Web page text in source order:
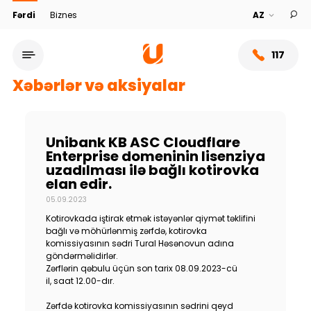
Fərdi Biznes
117
Xidmət şəbəkəsi
Xəbərlər və aksiyalar
Unibank KB ASC Cloudflare
Enterprise domeninin lisenziya
uzadılması ilə bağlı kotirovka
elan edir.
05.09.2023
Kotirovkada iştirak etmək istəyənlər qiymət təklifini
bağlı və möhürlənmiş zərfdə, kotirovka
komissiyasının sədri Tural Həsənovun adına
göndərməlidirlər.
Zərflərin qəbulu üçün son tarix 08.09.2023-cü
il, saat 12.00-dır.
Zərfdə kotirovka komissiyasının sədrini qeyd